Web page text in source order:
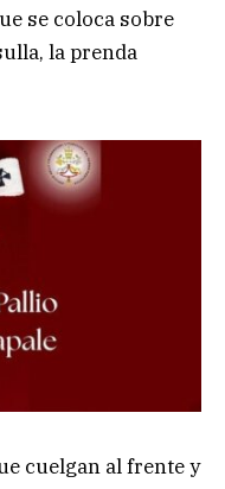
se coloca sobre
la prenda
cuelgan al frente y